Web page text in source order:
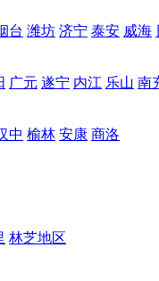
台 潍坊 济宁 泰安 威海
广元 遂宁 内江 乐山 南
中 榆林 安康 商洛
林芝地区